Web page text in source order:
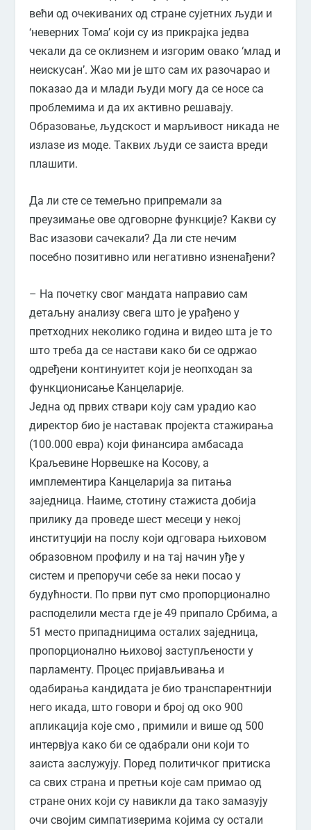
већи од очекиваних од стране сујетних људи и
‘неверних Тома’ који су из прикрајка једва
чекали да се оклизнем и изгорим овако ‘млад и
неискусан’. Жао ми је што сам их разочарао и
показао да и млади људи могу да се носе са
проблемима и да их активно решавају.
Образовање, људскост и марљивост никада не
излазе из моде. Таквих људи се заиста вреди
плашити.
Да ли сте се темељно припремали за
преузимање ове одговорне функције? Какви су
Вас изазови сачекали? Да ли сте нечим
посебно позитивно или негативно изненађени?
– На почетку свог мандата направио сам
детаљну анализу свега што је урађено у
претходних неколико година и видео шта је то
што треба да се настави како би се одржао
одређени континуитет који је неопходан за
функционисање Канцеларије.
Једна од првих ствари коју сам урадио као
директор био је наставак пројекта стажирања
(100.000 евра) који финансира амбасада
Краљевине Норвешке на Косову, а
имплементира Канцеларија за питања
заједница. Наиме, стотину стажиста добија
прилику да проведе шест месеци у некој
институцији на послу који одговара њиховом
образовном профилу и на тај начин уђе у
систем и препоручи себе за неки посао у
будућности. По први пут смо пропорционално
расподелили места где је 49 припало Србима, а
51 место припадницима осталих заједница,
пропорционално њиховој заступљености у
парламенту. Процес пријављивања и
одабирања кандидата је био транспарентнији
него икада, што говори и број од око 900
апликација које смо , примили и више од 500
интервјуа како би се одабрали они који то
заиста заслужују. Поред политичког притиска
са свих страна и претњи које сам примао од
стране оних који су навикли да тако замазују
очи својим симпатизерима којима су остали